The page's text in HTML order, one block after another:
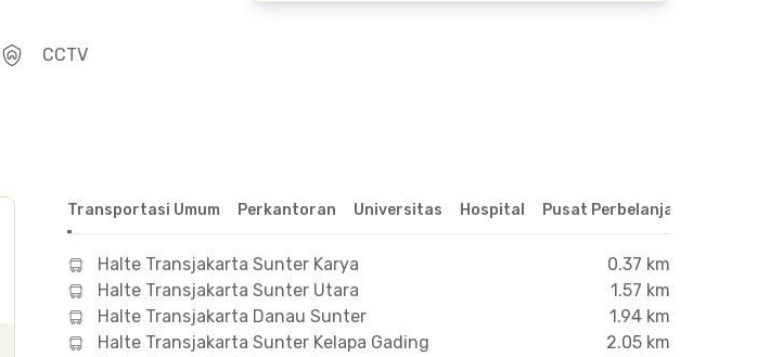
CCTV
Transportasi Umum Perkantoran Universitas Hospital Pusat Perbelanjaan &
Halte Transjakarta Sunter Karya
0.37 km
Halte Transjakarta Sunter Utara
1.57 km
Halte Transjakarta Danau Sunter
1.94 km
Halte Transjakarta Sunter Kelapa Gading
2.05 km